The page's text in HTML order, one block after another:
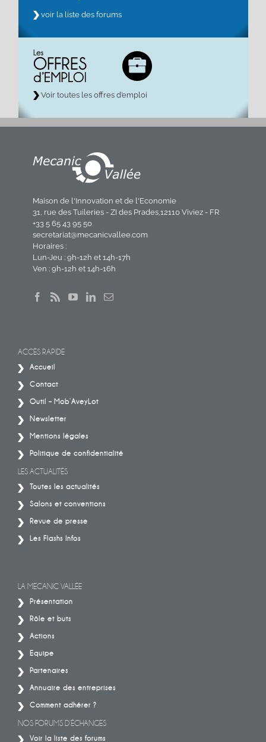
voir la liste des forums
Voir toutes les offres d’emploi
Maison de l'Innovation et de l'Economie
31, rue des Tuileries - ZI des Prades,12110 Viviez - FR
+33 5 65 43 95 50
secretariat@mecanicvallee.com
Horaires :
Lun-Jeu : 9h-12h et 14h-17h
Ven : 9h-12h et 14h-16h
ACCÈS RAPIDE
Accueil
Contact
Outil – Mob’AveyLot
Newsletter
Mentions légales
Politique de confidentialité
LES ACTUALITÉS
Toutes les actualités
Salons et conventions
Revue de presse
Les Flashs Infos
LA MECANIC VALLÉE
Présentation
Rôle et buts
Actions
Equipe
Partenaires
Annuaire des entreprises
Comment adhérer ?
NOS FORUMS D’ÉCHANGES
Voir la liste des forums